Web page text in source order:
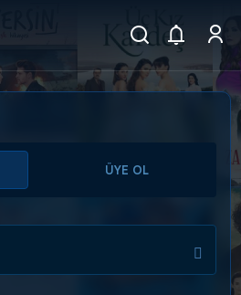
ÜYE OL